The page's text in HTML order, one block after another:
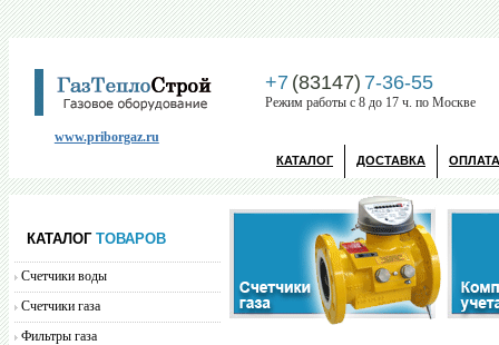
www.priborgaz.ru
+7 (83147) 7-36-55
Режим работы с 8 до 17 ч. по Москве
КАТАЛОГ ДОСТАВКА ОПЛАТА
КАТАЛОГТОВАРОВ
Счетчики воды
Счетчики газа
Фильтры газа